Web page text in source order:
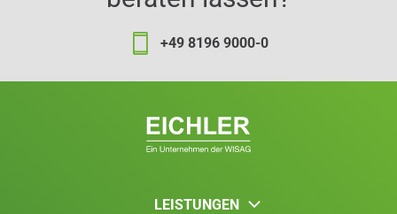
+49 8196 9000-0
LEISTUNGEN